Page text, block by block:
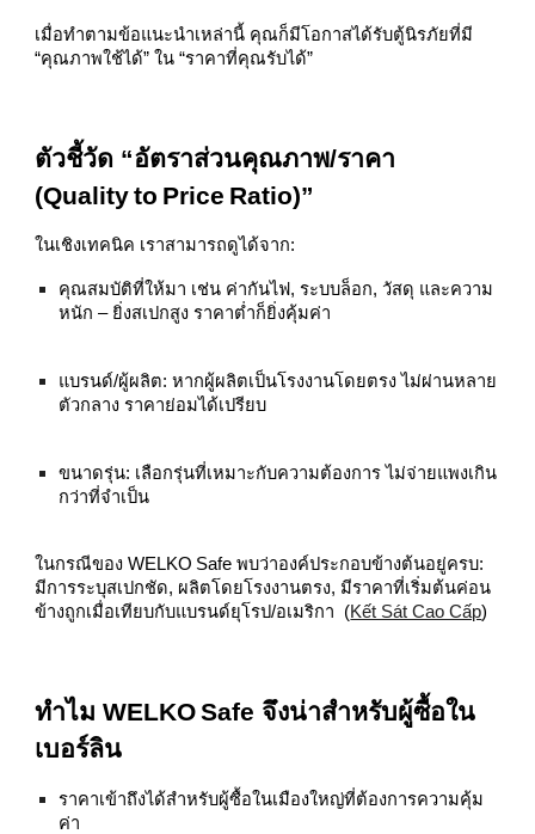
เมื่อทำตามข้อแนะนำเหล่านี้ คุณก็มีโอกาสได้รับตู้นิรภัยที่มี
“คุณภาพใช้ได้” ใน “ราคาที่คุณรับได้”
ตัวชี้วัด “อัตราส่วนคุณภาพ/ราคา
(Quality to Price Ratio)”
ในเชิงเทคนิค เราสามารถดูได้จาก:
คุณสมบัติที่ให้มา เช่น ค่ากันไฟ, ระบบล็อก, วัสดุ และความ
หนัก – ยิ่งสเปกสูง ราคาต่ำก็ยิ่งคุ้มค่า
แบรนด์/ผู้ผลิต: หากผู้ผลิตเป็นโรงงานโดยตรง ไม่ผ่านหลาย
ตัวกลาง ราคาย่อมได้เปรียบ
ขนาดรุ่น: เลือกรุ่นที่เหมาะกับความต้องการ ไม่จ่ายแพงเกิน
กว่าที่จำเป็น
ในกรณีของ WELKO Safe พบว่าองค์ประกอบข้างต้นอยู่ครบ:
มีการระบุสเปกชัด, ผลิตโดยโรงงานตรง, มีราคาที่เริ่มต้นค่อน
ข้างถูกเมื่อเทียบกับแบรนด์ยุโรป/อเมริกา (Kết Sát Cao Cấp)
ทำไม WELKO Safe จึงน่าสำหรับผู้ซื้อใน
เบอร์ลิน
ราคาเข้าถึงได้สำหรับผู้ซื้อในเมืองใหญ่ที่ต้องการความคุ้ม
ค่า